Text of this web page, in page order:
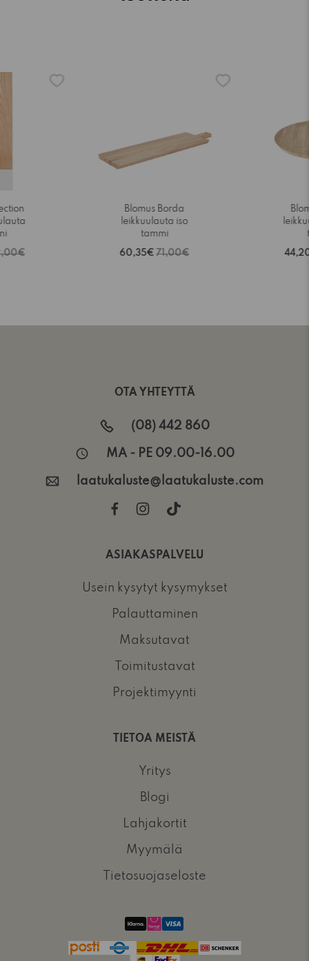
Blomus Borda
leikkuulauta iso
tammi
60,35€ 71,00€
OTA YHTEYTTÄ
(08) 442 860
MA - PE 09.00-16.00
laatukaluste@laatukaluste.com
ASIAKASPALVELU
Usein kysytyt kysymykset
Palauttaminen
Maksutavat
Toimitustavat
Projektimyynti
TIETOA MEISTÄ
Yritys
Blogi
Lahjakortit
Myymälä
Tietosuojaseloste